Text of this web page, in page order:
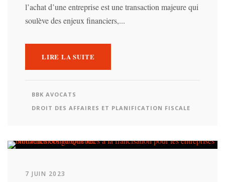
l’achat d’une entreprise est une transaction majeure qui
soulève des enjeux financiers,...
LIRE LA SUITE
BBK AVOCATS
DROIT DES AFFAIRES ET PLANIFICATION FISCALE
7 JUIN 2023